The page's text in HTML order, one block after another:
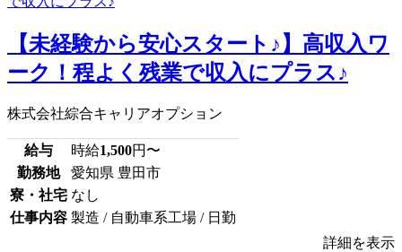
【未経験から安心スタート♪】高収入ワ
ーク！程よく残業で収入にプラス♪
株式会社綜合キャリアオプション
給与 時給1,500円〜
勤務地
愛知県 豊田市
寮・社宅 なし
仕事内容 製造 / 自動車系工場 / 日勤
詳細を表示